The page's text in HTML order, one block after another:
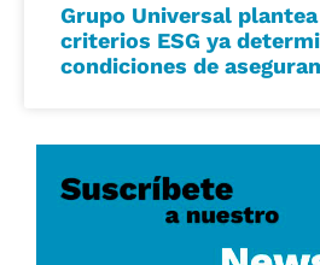
Grupo Universal
criterios ESG ya
condiciones de